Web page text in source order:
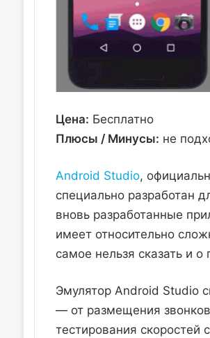
Цена: Бесплатно
Плюсы / Минусы: не
Android Studio,
специально разработан
вновь разработанные
имеет относительно
самое нельзя сказать и о
Эмулятор Android Studio
— от размещения
тестирования скоростей